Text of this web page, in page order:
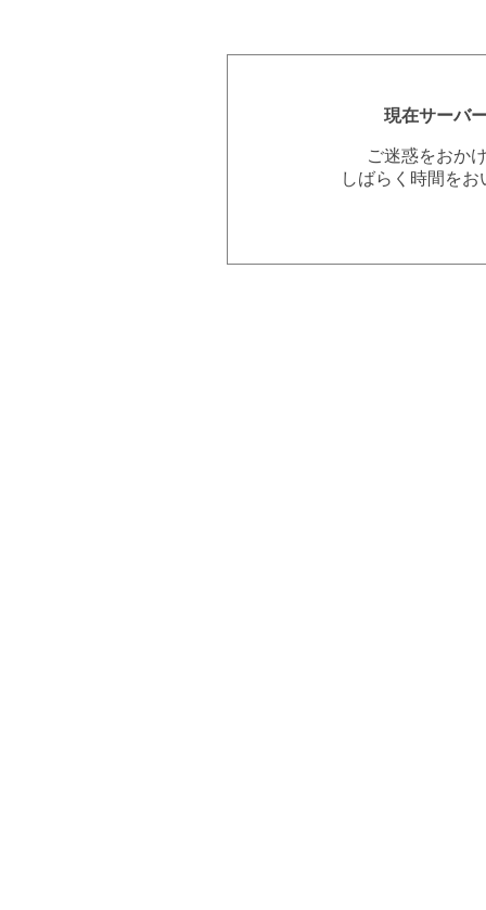
現在サーバ
ご迷惑をおか
しばらく時間を